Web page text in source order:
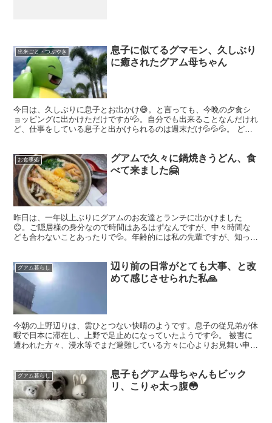
出来ごと・つぶやき
息子に似てるグマモン、久しぶり
に癒されたグアム母ちゃん
今日は、久しぶりに息子とお出かけ😅。と言っても、今晩の夕食シ
ョッピングに出かけただけですが💦。自分でも出来ることなんだけれ
ど、仕事をしている息子と出かけられるのは週末だけ💦💦💦。 どう
お食事処
グアムで久々に鍋焼きうどん、食
べて来ました🤗
昨日は、一年以上ぶりにグアムのお友達とランチに出かけました
😊。ご隠居様の身分なので時間はあるはずなんですが、中々時間な
ども合わないことあったりで💦。年齢的には私の先輩ですが、知って
グアム暮らし
辺り前の日常がとても大事、と改
めて感じさせられた私🙏
今朝の上野辺りは、雲ひとつない快晴のようです。息子の従兄弟が休
暇で日本に滞在し、上野で足止めになっていたようです💦。 被害に
遭われた方々、浸水等でまだ避難している方々に心よりお見舞い申し
グアム暮らし
息子もグアム母ちゃんもビック
リ、こりゃ太っ腹😳